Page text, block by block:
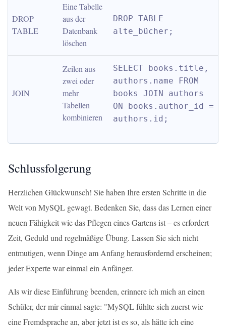
DROP
TABLE
Eine Tabelle
aus der
Datenbank
löschen
DROP TABLE
alte_bücher;
JOIN
Zeilen aus
zwei oder
mehr
Tabellen
kombinieren
SELECT books.title,
authors.name FROM
books JOIN authors
ON books.author_id =
authors.id;
Schlussfolgerung
Herzlichen Glückwunsch! Sie haben Ihre ersten Schritte in die
Welt von MySQL gewagt. Bedenken Sie, dass das Lernen einer
neuen Fähigkeit wie das Pflegen eines Gartens ist – es erfordert
Zeit, Geduld und regelmäßige Übung. Lassen Sie sich nicht
entmutigen, wenn Dinge am Anfang herausfordernd erscheinen;
jeder Experte war einmal ein Anfänger.
Als wir diese Einführung beenden, erinnere ich mich an einen
Schüler, der mir einmal sagte: "MySQL fühlte sich zuerst wie
eine Fremdsprache an, aber jetzt ist es so, als hätte ich eine